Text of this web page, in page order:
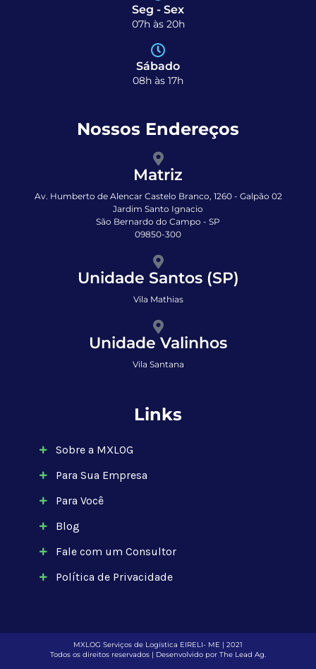
Seg - Sex
07h às 20h
Sábado
08h às 17h
Nossos Endereços
Matriz
Av. Humberto de Alencar Castelo Branco, 1260 - Galpão 02
Jardim Santo Ignacio
São Bernardo do Campo - SP
09850-300
Unidade Santos (SP)
Vila Mathias
Unidade Valinhos
Vila Santana
Links
Sobre a MXLOG
Para Sua Empresa
Para Você
Blog
Fale com um Consultor
Política de Privacidade
MXLOG Serviços de Logística EIRELI- ME | 2021
Todos os direitos reservados | Desenvolvido por The Lead Ag.